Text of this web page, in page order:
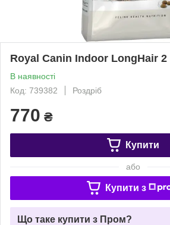
Royal Canin Indoor LongHair 2
В наявності
Код: 739382
Роздріб
770 ₴
Купити
або
Купити з
Що таке купити з Пром?